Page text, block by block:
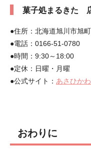
菓子処まるきた
●住所：北海道旭川市旭
●電話：0166-51-0780
●時間：9:30～18:00
●定休：日曜・月曜
●公式サイト： あさひか
おわりに